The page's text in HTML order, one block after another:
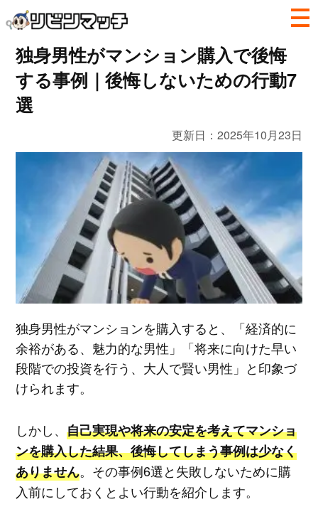
独身男性がマンション購入で後悔
する事例｜後悔しないための行動7
選
更新日：2025年10月23日
独身男性がマンションを購入すると、「経済的に
余裕がある、魅力的な男性」「将来に向けた早い
段階での投資を行う、大人で賢い男性」と印象づ
けられます。
しかし、 自己実現や将来の安定を考えてマンショ
ンを購入した結果、後悔してしまう事例は少なく
ありません。その事例6選と失敗しないために購
入前にしておくとよい行動を紹介します。